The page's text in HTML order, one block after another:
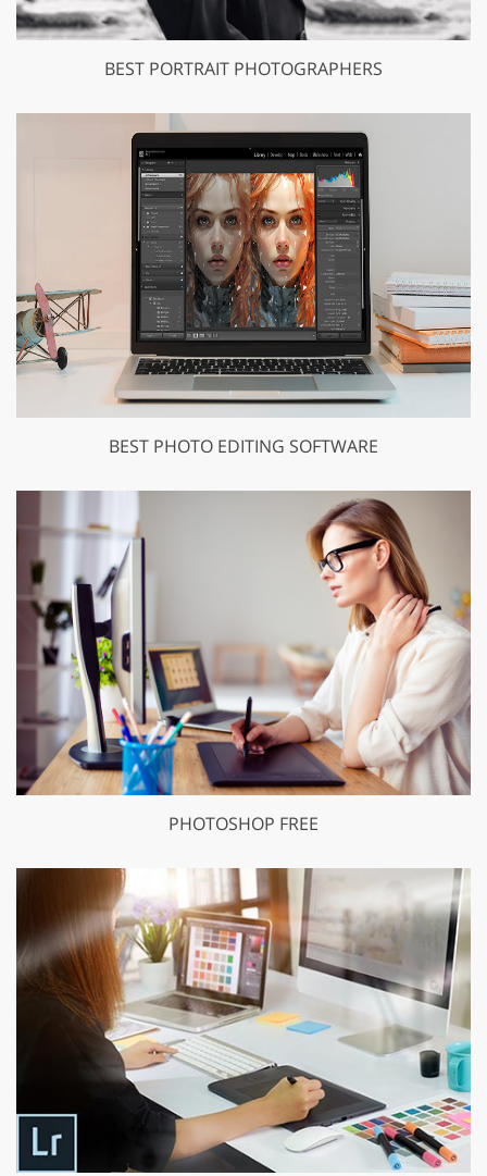
BEST PORTRAIT PHOTOGRAPHERS
BEST PHOTO EDITING SOFTWARE
PHOTOSHOP FREE
GET 50% OFF CREATIVE CLOUD